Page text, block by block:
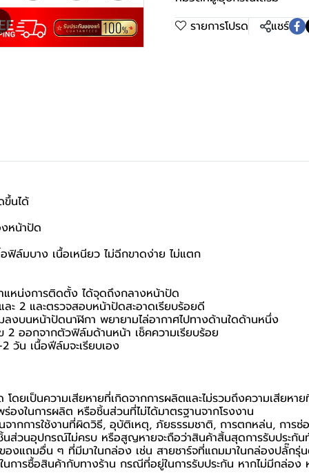
รายการโปรด
แชร์
นได้
หน้าปัด
ล์มบาง เนื้อเหนียว ไม่ฉีกขาดง่าย ไม่แตก
หน่งการติดตั้ง ได้จุดถึงกลางหน้าปัด
ะ 2 และตรวจสอบหน้าปัดสะอาดเรียบร้อยดี
บนหน้าปัดนาฬิกา พยายามไล่อากาศไปทางด้านใดด้านหนึ่ง
2 ออกจากตัวฟิล์มด้านหน้า เช็คความเรียบร้อย
วัน เนื้อฟีล์มจะเรียบเอง
ยเป็นความเสียหายที่เกิดจากการผลิตและไม่รวมถึงความเสียหา
งในการผลิต หรือชิ้นส่วนที่ไม่ได้มาตรฐานจากโรงงาน
จากการใช้งานที่ผิดวิธี, อุบัติเหตุ, ภัยธรรมชาติ, การตกหล่น, การซ่
ส่วนอุปกรณ์ไม่ครบ หรือสูญหายจะถือว่าสินค้าสิ้นสุดการรับประกั
งแถมอื่น ๆ ที่มีมาในกล่อง เช่น สายชาร์จที่แถมมาในกล่องปลั๊กรุ่
ารซื้อสินค้ากับทางร้าน กรณีที่อยู่ในการรับประกัน หากไม่มีกล่อ